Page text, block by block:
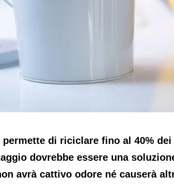
di riciclare fino al 40%
dovrebbe essere una
avrà cattivo odore né causerà